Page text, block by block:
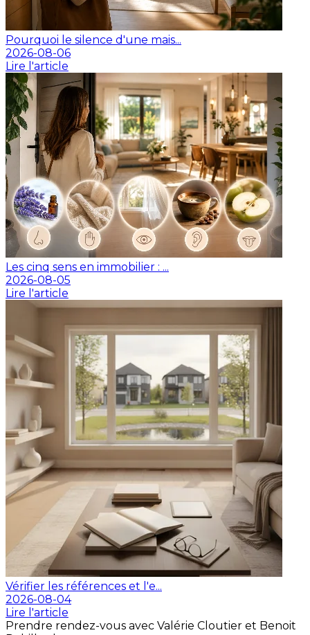
Pourquoi le silence d'une mais...
2026-08-06
Lire l'article
Les cinq sens en immobilier : ...
2026-08-05
Lire l'article
Vérifier les références et l'e...
2026-08-04
Lire l'article
Prendre rendez-vous avec Valérie Cloutier et Benoit